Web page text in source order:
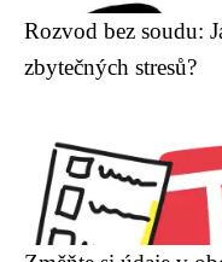
Rozvod bez soudu:
zbytečných stresů?